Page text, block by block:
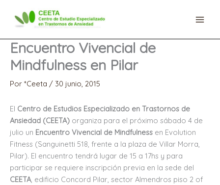
contenido
Encuentro Vivencial de
Mindfulness en Pilar
Por *Ceeta / 30 junio, 2015
El Centro de Estudios Especializado en Trastornos de
Ansiedad (CEETA) organiza para el próximo sábado 4 de
julio un Encuentro Vivencial de Mindfulness en Evolution
Fitness (Sanguinetti 518, frente a la plaza de Villar Morra,
Pilar). El encuentro tendrá lugar de 15 a 17hs y para
participar se requiere inscripción previa en la sede del
CEETA, edificio Concord Pilar, sector Almendros piso 2 of